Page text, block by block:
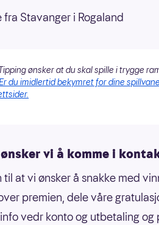
fra Stavanger i Rogaland
ønsker at du skal spille i trygge
du imidlertid bekymret for dine
vi å komme i
til at vi ønsker å snakke med
premien, dele våre
vedr konto og utbetaling og